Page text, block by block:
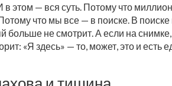
в этом — вся суть. Потому что
что мы все — в поиске. В поиске
больше не смотрит. А если на
«Я здесь» — то, может, это и есть